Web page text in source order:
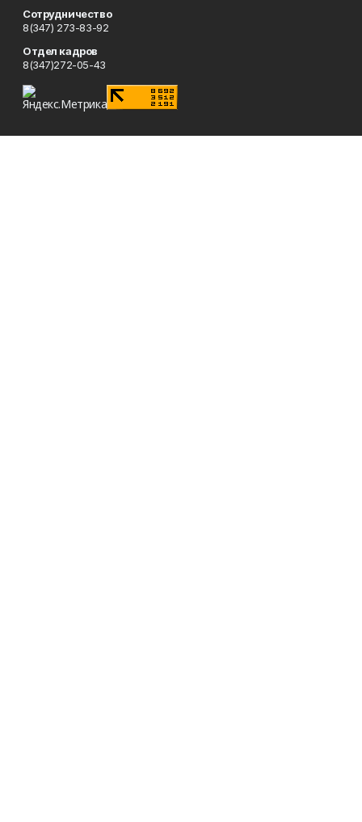
Сотрудничество
8(347) 273-83-92
Отдел кадров
8(347)272-05-43